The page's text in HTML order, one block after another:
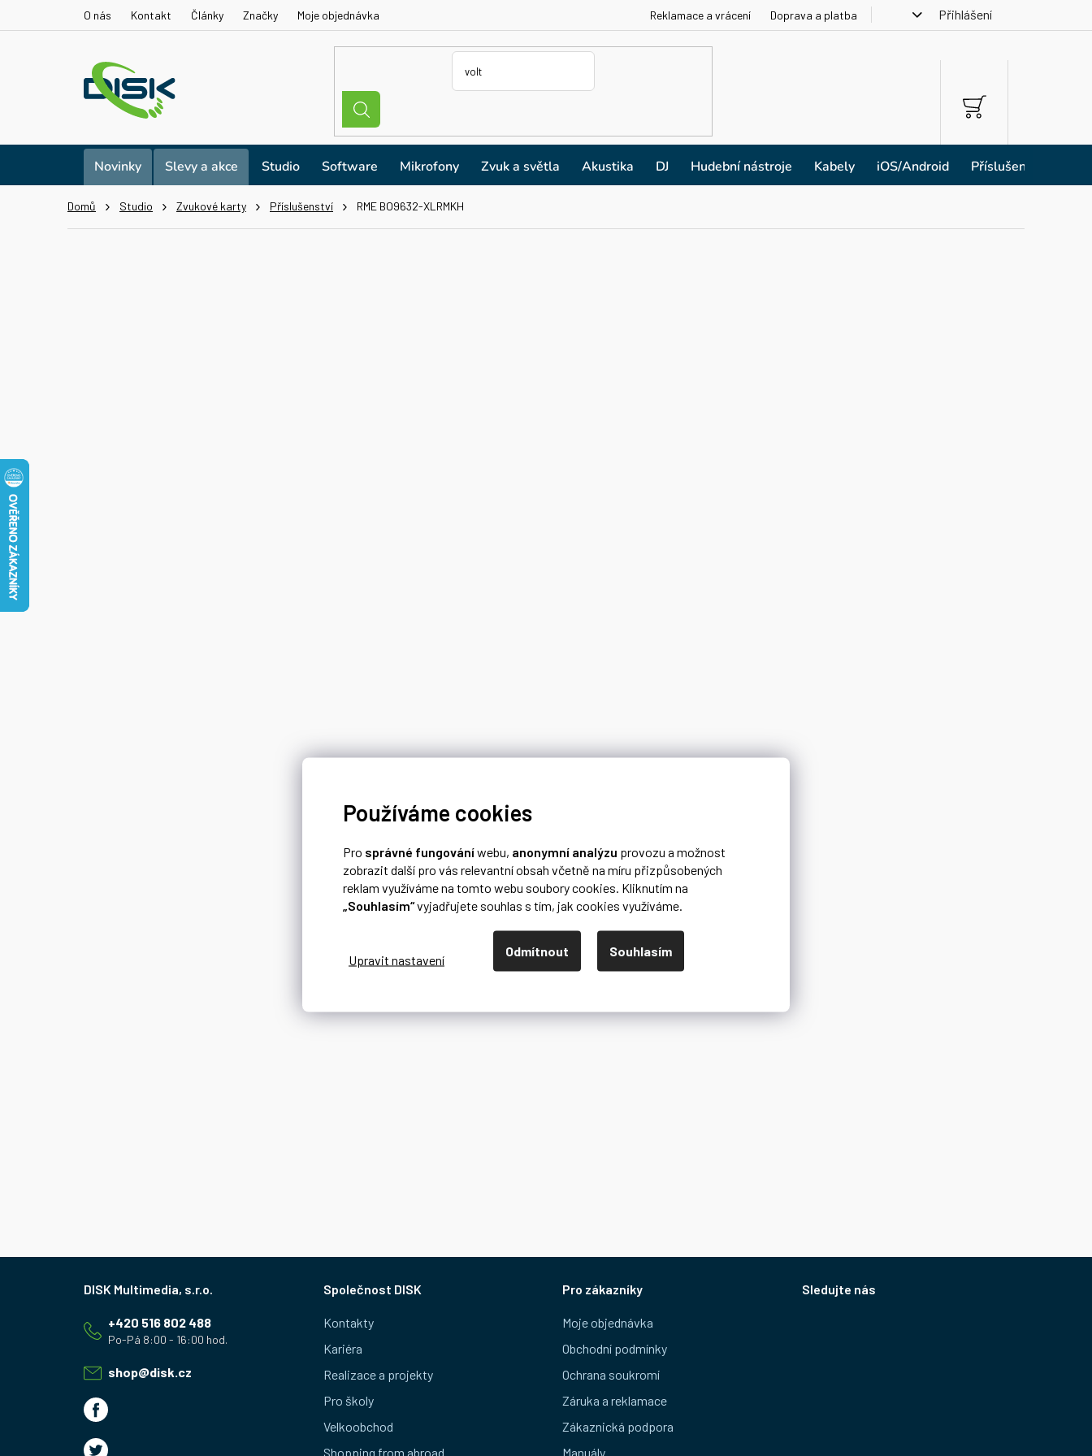
Používáme cookies
Pro správné fungováníwebu, anonymní analýzu provozu a možnost
zobrazit další pro vás relevantní obsah včetně na míru přizpůsobených
reklam využíváme na tomto webu soubory cookies. Kliknutím na
„Souhlasím“vyjadřujete souhlas s tím, jak cookies využíváme.
Odmítnout Souhlasím
O nás Kontakt Články Značky Moje objednávka Reklamace a vrácení Doprava a platba Přihlášení
NÁKUPNÍ
KOŠÍK
Novinky Slevy a akce Studio Software Mikrofony Zvuk a světla Akustika DJ Hudební nástroje Kabely iOS/Android Příslušenství
Domů Studio Zvukové karty Příslušenství RME BO9632-XLRMKH
shop@disk.cz
+420 516 802 488
Společnost DISK
Kontakty
Kariéra
Realizace a projekty
Pro školy
Velkoobchod
Shopping from abroad
Pro zákazníky
Moje objednávka
Obchodní podmínky
Ochrana soukromí
Záruka a reklamace
Zákaznická podpora
Manuály
Sledujte nás